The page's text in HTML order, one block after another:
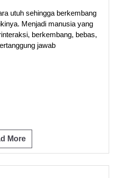
utuh sehingga berkembang
Menjadi manusia yang
berkembang, bebas,
jawab
More